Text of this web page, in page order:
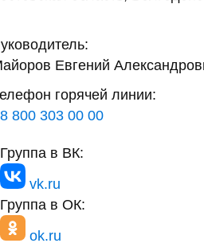
Евгений
горячей линии:
8 800 303 00 00
Группа в ВК:
vk.ru
Группа в ОК:
ok.ru